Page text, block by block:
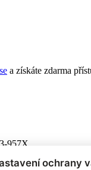
a získáte zdarma
957X
s.r.o. zakázáno.
ochrany